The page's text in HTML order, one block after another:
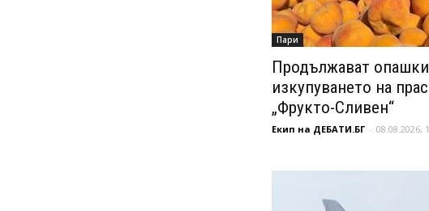
Пари
Продължават
изкупуването на
„Фрукто-Сливен“
Екип на ДЕБАТИ.БГ - 08.08.2026,